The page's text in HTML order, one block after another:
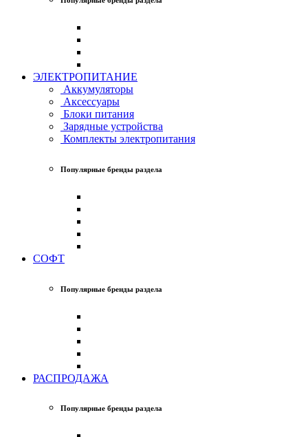
ЭЛЕКТРОПИТАНИЕ
Аккумуляторы
Аксессуары
Блоки питания
Зарядные устройства
Комплекты электропитания
Популярные бренды раздела
СОФТ
Популярные бренды раздела
РАСПРОДАЖА
Популярные бренды раздела